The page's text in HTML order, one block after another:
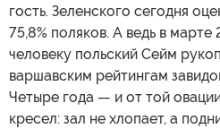
гость. Зеленского сегодня
75,8% поляков. А ведь в
человеку польский Сейм
варшавским рейтингам
Четыре года — и от той
кресел: зал не хлопает, а